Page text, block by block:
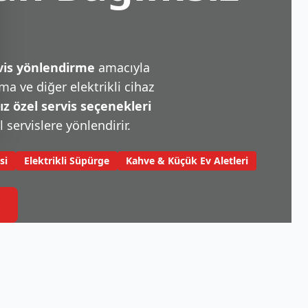
yönlendirme amacıyla
ve diğer elektrikli cihaz
özel servis seçenekleri
servislere yönlendirir.
Elektrikli Süpürge Kahve & Küçük Ev Aletleri